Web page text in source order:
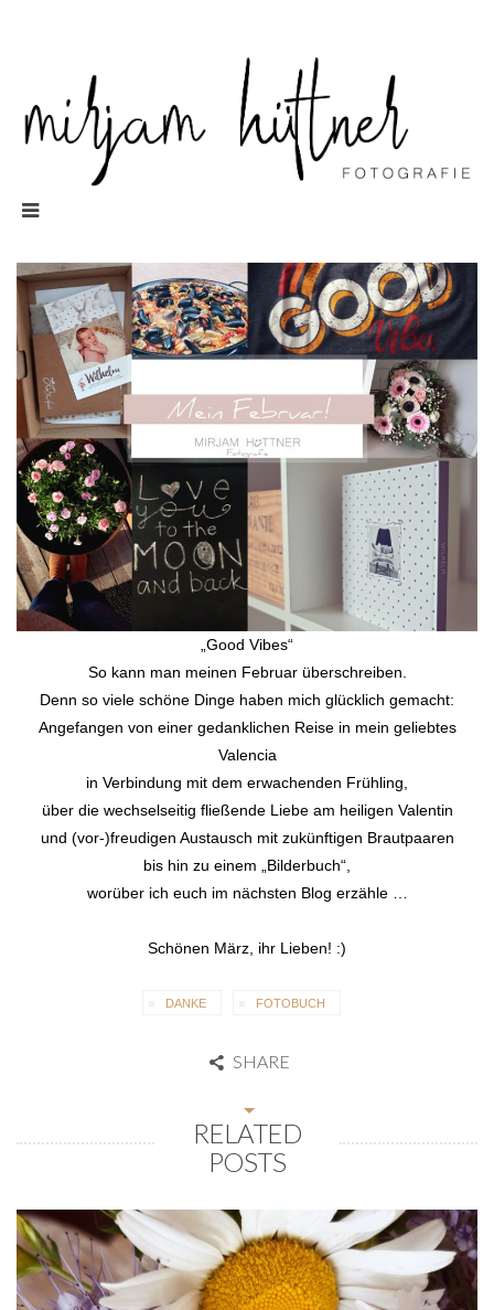
„Good Vibes“
So kann man meinen Februar überschreiben.
Denn so viele schöne Dinge haben mich glücklich gemacht:
Angefangen von einer gedanklichen Reise in mein geliebtes
Valencia
in Verbindung mit dem erwachenden Frühling,
über die wechselseitig fließende Liebe am heiligen Valentin
und (vor-)freudigen Austausch mit zukünftigen Brautpaaren
bis hin zu einem „Bilderbuch“,
worüber ich euch im nächsten Blog erzähle …
Schönen März, ihr Lieben! :)
DANKE FOTOBUCH
SHARE
RELATED
POSTS